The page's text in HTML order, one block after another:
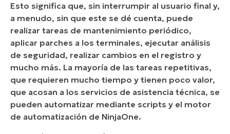
Esto significa que, sin interrumpir al usuario final y,
a menudo, sin que este se dé cuenta, puede
realizar tareas de mantenimiento periódico,
aplicar parches a los terminales, ejecutar análisis
de seguridad, realizar cambios en el registro y
mucho más. La mayoría de las tareas repetitivas,
que requieren mucho tiempo y tienen poco valor,
que acosan a los servicios de asistencia técnica, se
pueden automatizar mediante scripts y el motor
de automatización de NinjaOne.